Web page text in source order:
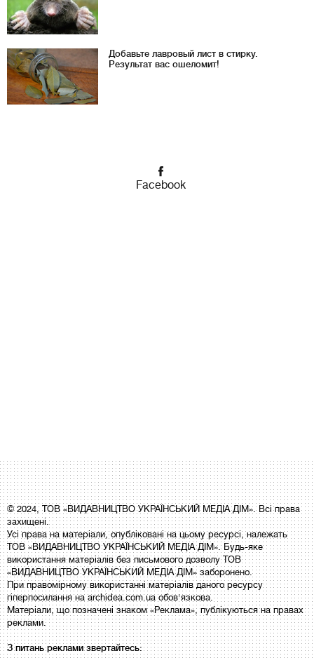
Добавьте лавровый лист в стирку.
Результат вас ошеломит!
Facebook
© 2024, ТОВ «ВИДАВНИЦТВО УКРАЇНСЬКИЙ МЕДІА ДІМ». Всі права
захищені.
Усі права на матеріали, опубліковані на цьому ресурсі, належать
ТОВ «ВИДАВНИЦТВО УКРАЇНСЬКИЙ МЕДІА ДІМ». Будь-яке
використання матеріалів без письмового дозволу ТОВ
«ВИДАВНИЦТВО УКРАЇНСЬКИЙ МЕДІА ДІМ» заборонено.
При правомірному використанні матеріалів даного ресурсу
гіперпосилання на archidea.com.ua обов'язкова.
Матеріали, що позначені знаком «Реклама», публікуються на правах
реклами.
З питань реклами звертайтесь: